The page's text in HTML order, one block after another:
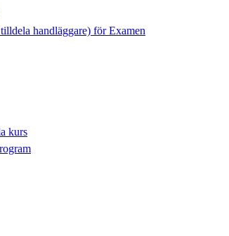
handläggare) för Examen
kurs